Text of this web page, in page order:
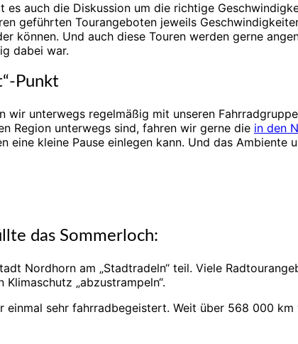
es auch die Diskussion um die richtige
geführten Tourangeboten jeweils
können. Und auch diese Touren werden gerne
dabei war.
Punkt
wir unterwegs regelmäßig mit unseren
Region unterwegs sind, fahren wir gerne die in den
eine kleine Pause einlegen kann. Und das
das Sommerloch:
Nordhorn am „Stadtradeln“ teil. Viele
„abzustrampeln“.
einmal sehr fahrradbegeistert. Weit über 568 000